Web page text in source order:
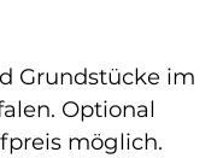
Grundstücke im
Optional
möglich.